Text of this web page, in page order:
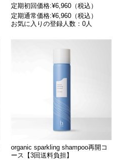
定期初回価格:¥6,960（税込）
定期通常価格:¥6,960（税込）
お気に入りの登録人数：0人
organic sparkling shampoo再開コ
ース【3回送料負担】